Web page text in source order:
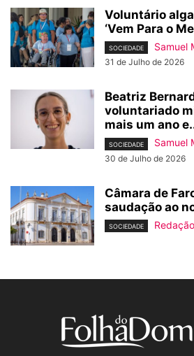
Voluntário
‘Vem Para o
SOCIEDADE Samuel
31 de Julho de 2026
Beatriz
voluntariado
mais um ano
SOCIEDADE Samuel
30 de Julho de 2026
Câmara de
saudação ao
SOCIEDADE Redação